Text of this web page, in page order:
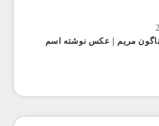
مریم | عکس نوشته اسم